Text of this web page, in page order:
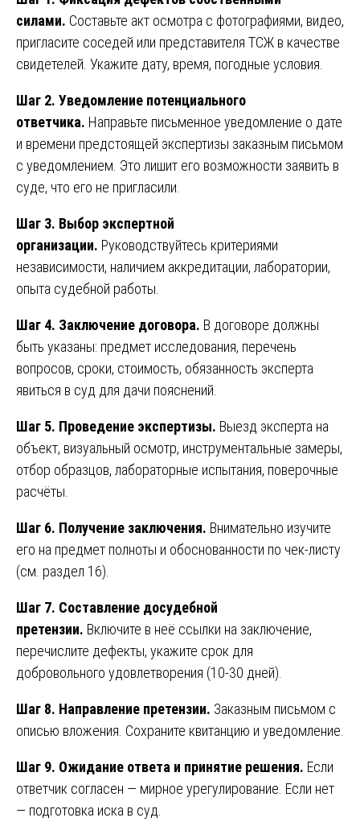
силами. Составьте акт осмотра с фотографиями, видео,
пригласите соседей или представителя ТСЖ в качестве
свидетелей. Укажите дату, время, погодные условия.
Шаг 2. Уведомление потенциального
ответчика. Направьте письменное уведомление о дате
и времени предстоящей экспертизы заказным письмом
с уведомлением. Это лишит его возможности заявить в
суде, что его не пригласили.
Шаг 3. Выбор экспертной
организации. Руководствуйтесь критериями
независимости, наличием аккредитации, лаборатории,
опыта судебной работы.
Шаг 4. Заключение договора. В договоре должны
быть указаны: предмет исследования, перечень
вопросов, сроки, стоимость, обязанность эксперта
явиться в суд для дачи пояснений.
Шаг 5. Проведение экспертизы. Выезд эксперта на
объект, визуальный осмотр, инструментальные замеры,
отбор образцов, лабораторные испытания, поверочные
расчёты.
Шаг 6. Получение заключения. Внимательно изучите
его на предмет полноты и обоснованности по чек-листу
(см. раздел 16).
Шаг 7. Составление досудебной
претензии. Включите в неё ссылки на заключение,
перечислите дефекты, укажите срок для
добровольного удовлетворения (10-30 дней).
Шаг 8. Направление претензии. Заказным письмом с
описью вложения. Сохраните квитанцию и уведомление.
Шаг 9. Ожидание ответа и принятие решения. Если
ответчик согласен — мирное урегулирование. Если нет
— подготовка иска в суд.